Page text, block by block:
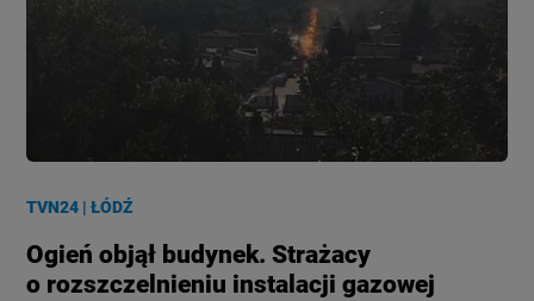
TVN24 |ŁÓDŹ
Ogień objął budynek. Strażacy
o rozszczelnieniu instalacji gazowej